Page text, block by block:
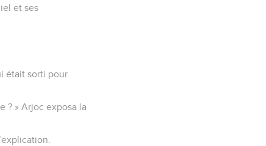
et ses
était sorti pour
? » Arjoc exposa la